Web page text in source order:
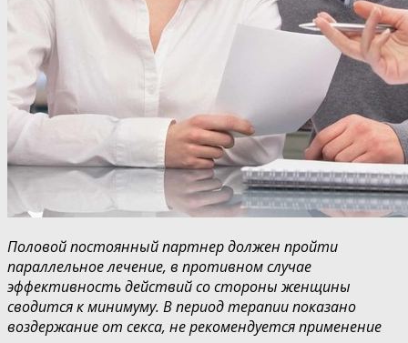
Половой постоянный партнер должен пройти
параллельное лечение, в противном случае
эффективность действий со стороны женщины
сводится к минимуму. В период терапии показано
воздержание от секса, не рекомендуется применение